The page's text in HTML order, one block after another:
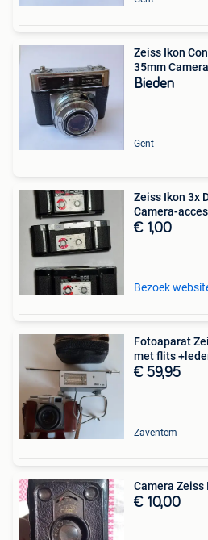
Zeiss Ikon
35mm
Bieden
Gent
Zeiss Ikon 3x
Camera-
€ 1,00
Bezoek
Fotoaparat
met flits
€ 59,95
Zaventem
Camera Zeiss
€ 10,00